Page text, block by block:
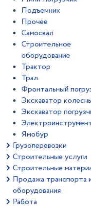
Подъемник
Прочее
Самосвал
Строительное
оборудование
Трактор
Трал
Фронтальный
Экскаватор
Экскаватор
Ямобур
Грузоперевозки
Строительные услуги
Строительные
Продажа транспорта
оборудования
Работа